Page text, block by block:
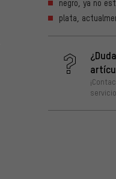
negro, ya no
plata,